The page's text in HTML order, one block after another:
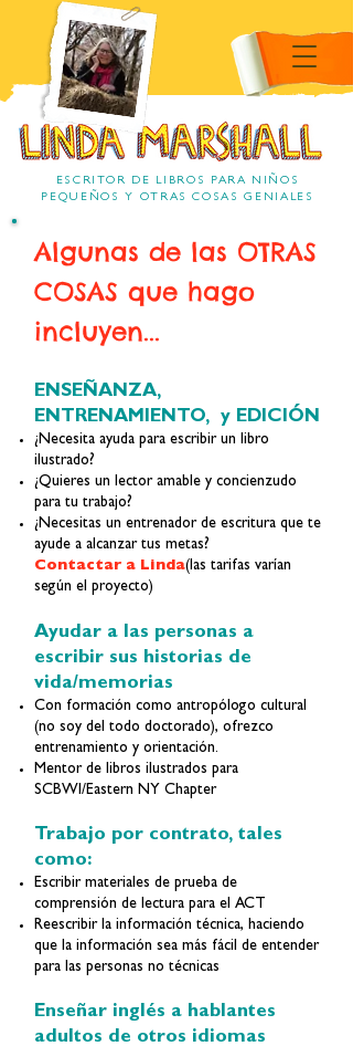
Linda Marshall
Linda Marshall Children's
autora del libro
ESCRITOR DE LIBROS PARA NIÑOS
PEQUEÑOS Y OTRAS COSAS GENIALES
Algunas de las OTRAS
COSAS que hago
incluyen...
ENSEÑANZA,
ENTRENAMIENTO, y EDICIÓN
¿Necesita ayuda para escribir un libro
ilustrado?
¿Quieres un lector amable y concienzudo
para tu trabajo?
¿Necesitas un entrenador de escritura que te
ayude a alcanzar tus metas?
Contactar a Linda(las tarifas varían
según el proyecto)
Ayudar a las personas a
escribir sus historias de
vida/memorias
Con formación como antropólogo cultural
(no soy del todo doctorado), ofrezco
entrenamiento y orientación.
Mentor de libros ilustrados para
SCBWI/Eastern NY Chapter
Trabajo por contrato, tales
como:
Escribir materiales de prueba de
comprensión de lectura para el ACT
Reescribir la información técnica, haciendo
que la información sea más fácil de entender
para las personas no técnicas
Enseñar inglés a hablantes
adultos de otros idiomas